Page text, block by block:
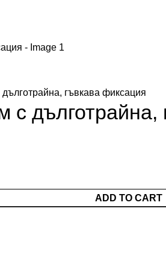
гъвкава фиксация
дълготрайна,
ADD TO CART